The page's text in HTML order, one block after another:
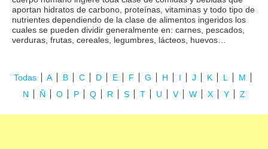
aportan hidratos de carbono, proteínas, vitaminas y todo tipo de
nutrientes dependiendo de la clase de alimentos ingeridos los
cuales se pueden dividir generalmente en: carnes, pescados,
verduras, frutas, cereales, legumbres, lácteos, huevos…
Todas A B C D E F G H I J K L
M
N
Ñ O P Q R S T U V W X Y Z